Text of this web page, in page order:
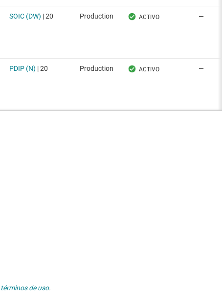
términos de uso.